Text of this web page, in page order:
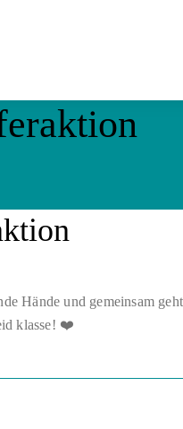
Hände und gemeinsam
klasse! ❤️